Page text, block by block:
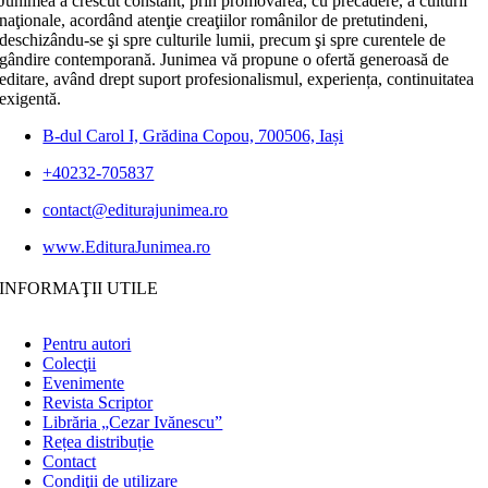
naţionale, acordând atenţie creaţiilor românilor de pretutindeni,
deschizându-se şi spre culturile lumii, precum şi spre curentele de
gândire contemporană. Junimea vă propune o ofertă generoasă de
editare, având drept suport profesionalismul, experiența, continuitatea
exigentă.
B-dul Carol I, Grădina Copou, 700506, Iași
+40232-705837
contact@editurajunimea.ro
www.EdituraJunimea.ro
INFORMAŢII UTILE
Pentru autori
Colecţii
Evenimente
Revista Scriptor
Librăria „Cezar Ivănescu”
Rețea distribuție
Contact
Condiţii de utilizare